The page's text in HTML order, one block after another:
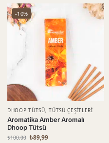
-10%
DHOOP TÜTSÜ,TÜTSÜ ÇEŞITLERI
Aromatika Amber Aromalı
Dhoop Tütsü
₺100,00 ₺89,99